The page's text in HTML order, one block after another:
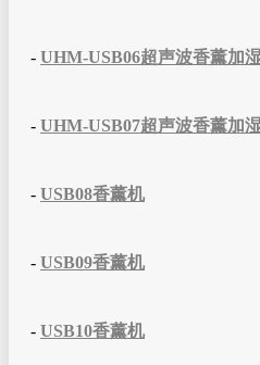
- UHM-USB06超声波香薰加
- UHM-USB07超声波香薰加
- USB08香薰机
- USB09香薰机
- USB10香薰机